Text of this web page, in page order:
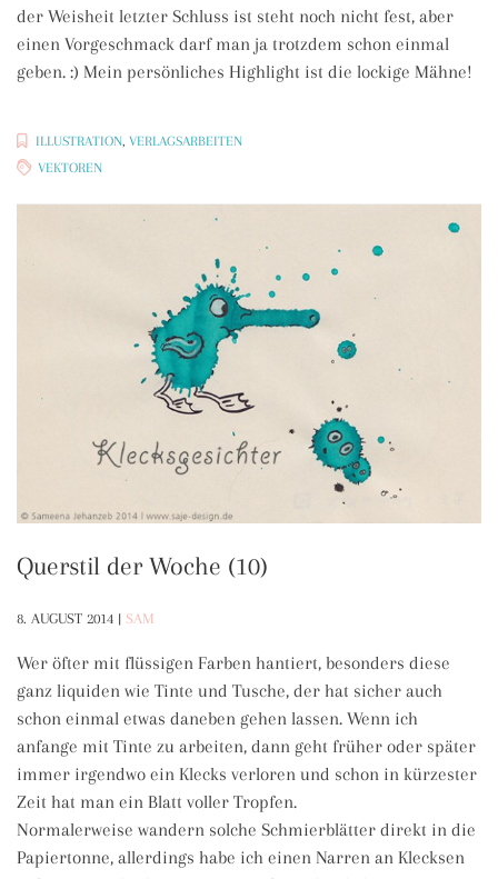
der Weisheit letzter Schluss ist steht noch nicht fest, aber
einen Vorgeschmack darf man ja trotzdem schon einmal
geben. :) Mein persönliches Highlight ist die lockige Mähne!
ILLUSTRATION, VERLAGSARBEITEN
VEKTOREN
Querstil der Woche (10)
8. AUGUST 2014 | SAM
Wer öfter mit flüssigen Farben hantiert, besonders diese
ganz liquiden wie Tinte und Tusche, der hat sicher auch
schon einmal etwas daneben gehen lassen. Wenn ich
anfange mit Tinte zu arbeiten, dann geht früher oder später
immer irgendwo ein Klecks verloren und schon in kürzester
Zeit hat man ein Blatt voller Tropfen.
Normalerweise wandern solche Schmierblätter direkt in die
Papiertonne, allerdings habe ich einen Narren an Klecksen